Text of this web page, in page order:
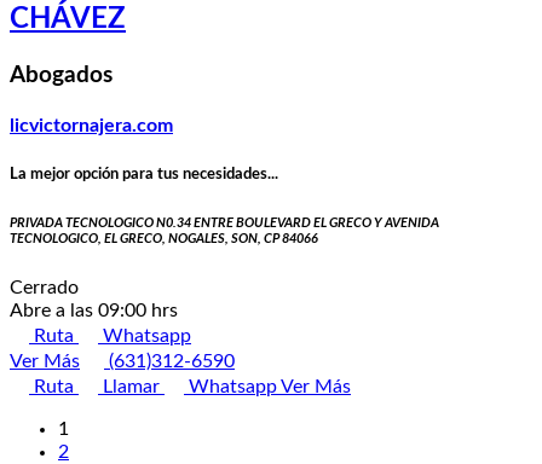
CHÁVEZ
Abogados
licvictornajera.com
La mejor opción para tus necesidades...
PRIVADA TECNOLOGICO N0.34 ENTRE BOULEVARD EL GRECO Y AVENIDA
TECNOLOGICO, EL GRECO, NOGALES, SON, CP 84066
Cerrado
Abre a las 09:00 hrs
Ruta
Whatsapp
Ver Más
(631)312-6590
Ruta
Llamar WhatsappVer Más
1
2